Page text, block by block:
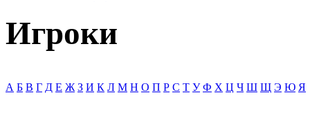
Игроки
А Б В Г Д Е Ж З И К Л М Н О П Р С Т У Ф Х Ц Ч Ш Щ Э Ю Я